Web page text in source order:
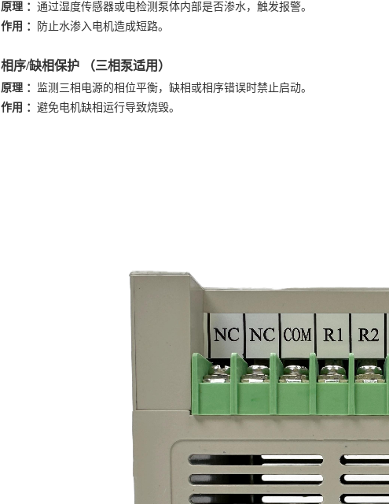
原理 ： 通过湿度传感器或电检测泵体内部是否渗水，触发报警。
作用 ： 防止水渗入电机造成短路。
相序/缺相保护 （三相泵适用）
原理 ： 监测三相电源的相位平衡，缺相或相序错误时禁止启动。
作用 ： 避免电机缺相运行导致烧毁。